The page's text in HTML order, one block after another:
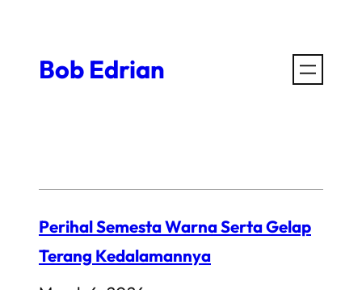
contentBob Edrian
Perihal Semesta Warna Serta Gelap
Terang Kedalamannya